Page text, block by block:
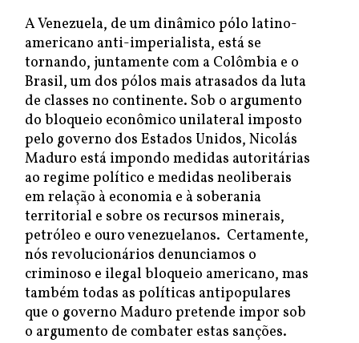
A Venezuela, de um dinâmico pólo latino-
americano anti-imperialista, está se
tornando, juntamente com a Colômbia e o
Brasil, um dos pólos mais atrasados da luta
de classes no continente. Sob o argumento
do bloqueio econômico unilateral imposto
pelo governo dos Estados Unidos, Nicolás
Maduro está impondo medidas autoritárias
ao regime político e medidas neoliberais
em relação à economia e à soberania
territorial e sobre os recursos minerais,
petróleo e ouro venezuelanos. Certamente,
nós revolucionários denunciamos o
criminoso e ilegal bloqueio americano, mas
também todas as políticas antipopulares
que o governo Maduro pretende impor sob
o argumento de combater estas sanções.